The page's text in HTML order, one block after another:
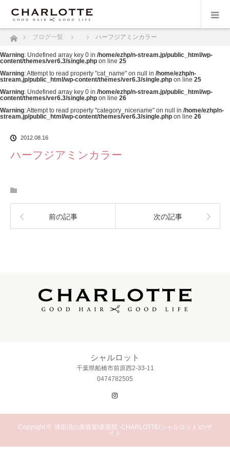
ホームブログ一覧 ハーフジアミンカラー
Warning: Undefined array key 0 in /home/ezhp/n-stream.jp/public_html/wp-
content/themes/ver6.3/single.php on line 25
Warning: Attempt to read property "cat_name" on null in /home/ezhp/n-
stream.jp/public_html/wp-content/themes/ver6.3/single.php on line 25
Warning: Undefined array key 0 in /home/ezhp/n-stream.jp/public_html/wp-
content/themes/ver6.3/single.php on line 26
Warning: Attempt to read property "category_nicename" on null in /home/ezhp/n-
stream.jp/public_html/wp-content/themes/ver6.3/single.php on line 26
2012.08.16
ハーフジアミンカラー
前の記事 次の記事
シャルロット
千葉県船橋市前原西2-33-11
0474782505
Copyright © 津田沼の美容室/美容院 -CHARLOTTE(シャルロット)のサ
イト